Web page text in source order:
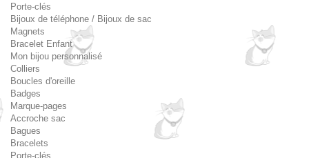
Porte-clés
Bijoux de téléphone / Bijoux de sac
Magnets
Bracelet Enfant
Mon bijou personnalisé
Colliers
Boucles d'oreille
Badges
Marque-pages
Accroche sac
Bagues
Bracelets
Porte-clés